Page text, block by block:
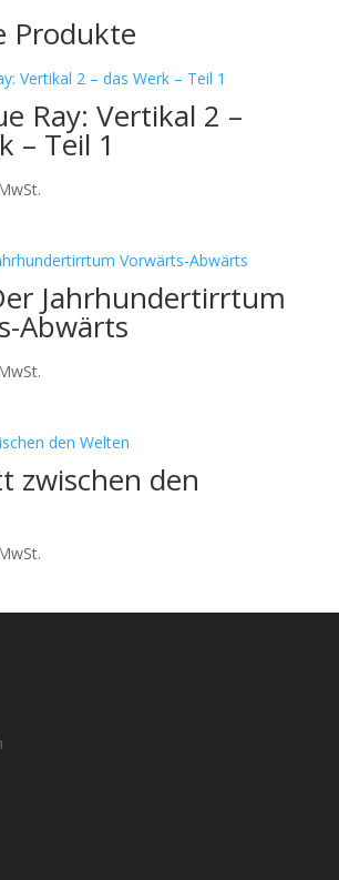
Produkte
Ray: Vertikal 2 –
– Teil 1
Jahrhundertirrtum
Abwärts
zwischen den